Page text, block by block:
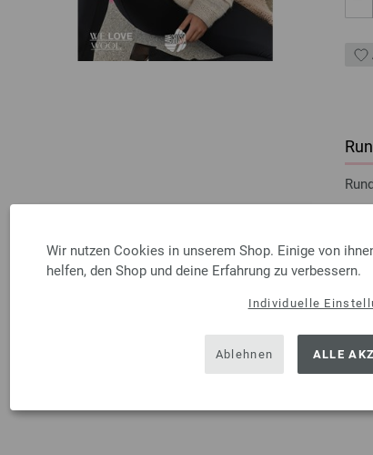
Wir nutzen Cookies in unserem Shop. Einige von
helfen, den Shop und deine Erfahrung zu verbessern.
Individuelle
Ablehnen ALLE